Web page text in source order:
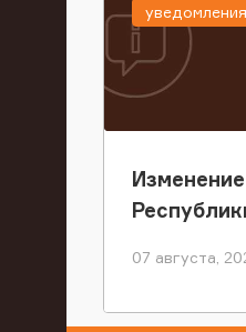
07 августа,
уведомления